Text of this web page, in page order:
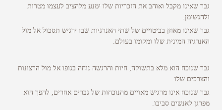
גבר שאינו מקבל ואוהב את הזכריות שלו ימנע מלהציב לעצמו מטרות
ולהגשימן.
גבר שאינו מאוזן בביטויים של שתי האנרגיות שבו ירגיש תסכול אל מול
האנרגיה המינית שלו ומקומו בעולם.
גבר שנוכח הוא מלא בתשוקה, חיות והרגשה נוחה בגופו אל מול הרצונות
והצרכים שלו.
גבר שנוכח אינו מרגיש מאויים מהנוכחות של גברים אחרים, להפך הוא
מפרגן לאנשים סביבו.